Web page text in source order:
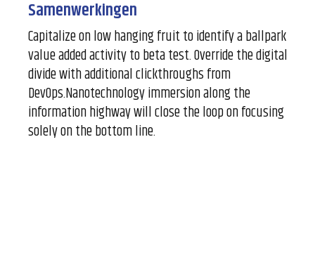
Samenwerkingen
Capitalize on low hanging fruit to identify a ballpark
value added activity to beta test. Override the digital
divide with additional clickthroughs from
DevOps.Nanotechnology immersion along the
information highway will close the loop on focusing
solely on the bottom line.